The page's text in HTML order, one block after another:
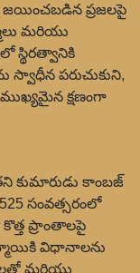
ప్రజలపై
మరియు
స్థిరత్వానికి
స్వాధీన పరుచుకుని,
క్షణంగా
కుమారుడు కాంబజ్
సంవత్సరంలో
ప్రాంతాలపై
విధానాలను
మరియు